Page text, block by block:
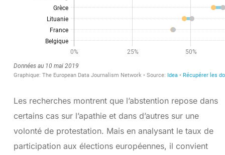
Les recherches montrent que l’abstention repose dans
certains cas sur l’apathie et dans d’autres sur une
volonté de protestation. Mais en analysant le taux de
participation aux élections européennes, il convient